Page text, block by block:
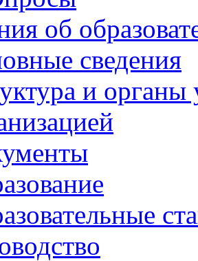
об
сведения
и органы